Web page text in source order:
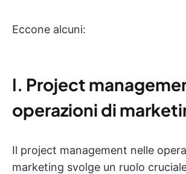
Eccone alcuni:
I. Project
operazioni di
Il project management nelle
marketing svolge un ruolo